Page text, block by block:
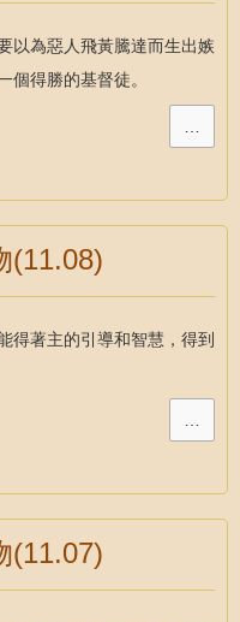
以為惡人飛黃騰達而生出嫉
個得勝的基督徒。
…
(11.08)
得著主的引導和智慧，得到
…
(11.07)